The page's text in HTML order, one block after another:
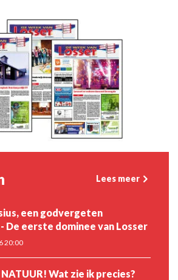
Lees meer
een godvergeten
De eerste dominee van Losser
20:00
NATUUR! Wat zie ik precies?